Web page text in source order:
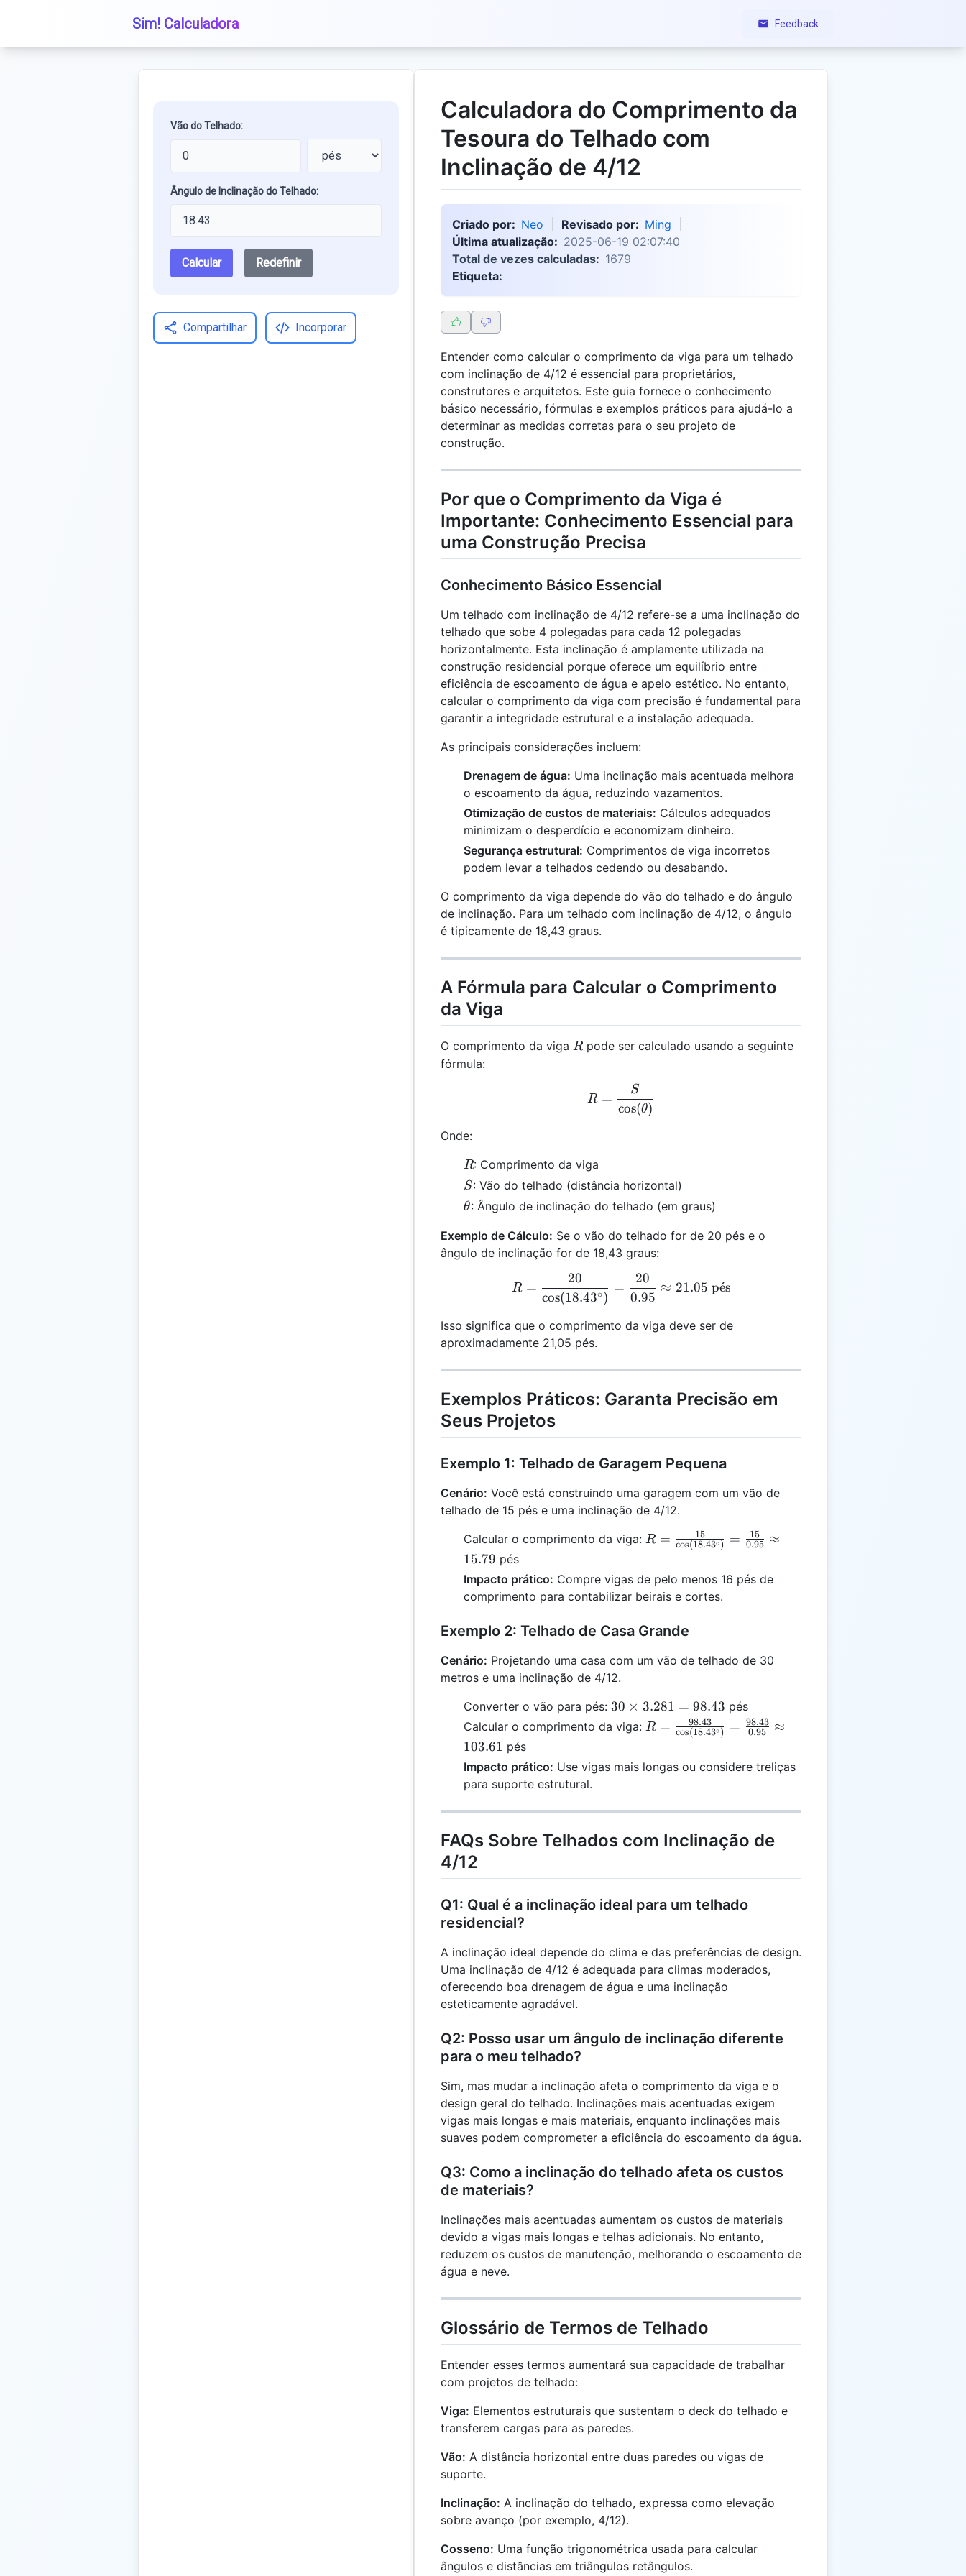
Sim! Calculadora Feedback
Vão do Telhado:
Ângulo de Inclinação do Telhado:
Calcular Redefinir
Compartilhar Incorporar
Calculadora do Comprimento da
Tesoura do Telhado com
Inclinação de 4/12
Criado por: Neo Revisado por: Ming
Última atualização: 2025-06-19 02:07:40
Total de vezes calculadas: 1679
Etiqueta:
Entender como calcular o comprimento da viga para um telhado
com inclinação de 4/12 é essencial para proprietários,
construtores e arquitetos. Este guia fornece o conhecimento
básico necessário, fórmulas e exemplos práticos para ajudá-lo a
determinar as medidas corretas para o seu projeto de
construção.
Por que o Comprimento da Viga é
Importante: Conhecimento Essencial para
uma Construção Precisa
Conhecimento Básico Essencial
Um telhado com inclinação de 4/12 refere-se a uma inclinação do
telhado que sobe 4 polegadas para cada 12 polegadas
horizontalmente. Esta inclinação é amplamente utilizada na
construção residencial porque oferece um equilíbrio entre
eficiência de escoamento de água e apelo estético. No entanto,
calcular o comprimento da viga com precisão é fundamental para
garantir a integridade estrutural e a instalação adequada.
As principais considerações incluem:
Drenagem de água: Uma inclinação mais acentuada melhora
o escoamento da água, reduzindo vazamentos.
Otimização de custos de materiais: Cálculos adequados
minimizam o desperdício e economizam dinheiro.
Segurança estrutural: Comprimentos de viga incorretos
podem levar a telhados cedendo ou desabando.
O comprimento da viga depende do vão do telhado e do ângulo
de inclinação. Para um telhado com inclinação de 4/12, o ângulo
é tipicamente de 18,43 graus.
A Fórmula para Calcular o Comprimento
da Viga
O comprimento da viga R
Rpode ser calculado usando a seguinte
fórmula:
R = \frac{S}{\cos(\theta)}
R =
cos(θ)
S
Onde:
R
R: Comprimento da viga
S
S: Vão do telhado (distância horizontal)
\theta
θ: Ângulo de inclinação do telhado (em graus)
Exemplo de Cálculo: Se o vão do telhado for de 20 pés e o
ângulo de inclinação for de 18,43 graus:
R = \frac{20}{\cos(18.43^\circ)} = \frac{20}{0.95}
R =
cos(18.43∘)
20
=
0.95
20
≈ 21.05 pe
ˊs
Isso significa que o comprimento da viga deve ser de
aproximadamente 21,05 pés.
Exemplos Práticos: Garanta Precisão em
Seus Projetos
Exemplo 1: Telhado de Garagem Pequena
Cenário: Você está construindo uma garagem com um vão de
telhado de 15 pés e uma inclinação de 4/12.
Calcular o comprimento da viga: R = \frac{15}
{\cos(18.43^\circ)}
= \frac{15}{0.95}
\approx 15.79
R = cos(18.43∘)
15 = 0.95
15
≈
15.79 pés
Impacto prático: Compre vigas de pelo menos 16 pés de
comprimento para contabilizar beirais e cortes.
Exemplo 2: Telhado de Casa Grande
Cenário: Projetando uma casa com um vão de telhado de 30
metros e uma inclinação de 4/12.
Converter o vão para pés: 30
\times
3.281
98.43
30 × 3.281 = 98.43 pés
Calcular o comprimento da viga: R = \frac{98.43}
{\cos(18.43^\circ)}
= \frac{98.43}
{0.95} \approx
R = cos(18.43∘)
98.43 = 0.95
98.43 ≈
103.61 pés
Impacto prático: Use vigas mais longas ou considere treliças
para suporte estrutural.
FAQs Sobre Telhados com Inclinação de
4/12
Q1: Qual é a inclinação ideal para um telhado
residencial?
A inclinação ideal depende do clima e das preferências de design.
Uma inclinação de 4/12 é adequada para climas moderados,
oferecendo boa drenagem de água e uma inclinação
esteticamente agradável.
Q2: Posso usar um ângulo de inclinação diferente
para o meu telhado?
Sim, mas mudar a inclinação afeta o comprimento da viga e o
design geral do telhado. Inclinações mais acentuadas exigem
vigas mais longas e mais materiais, enquanto inclinações mais
suaves podem comprometer a eficiência do escoamento da água.
Q3: Como a inclinação do telhado afeta os custos
de materiais?
Inclinações mais acentuadas aumentam os custos de materiais
devido a vigas mais longas e telhas adicionais. No entanto,
reduzem os custos de manutenção, melhorando o escoamento de
água e neve.
Glossário de Termos de Telhado
Entender esses termos aumentará sua capacidade de trabalhar
com projetos de telhado:
Viga: Elementos estruturais que sustentam o deck do telhado e
transferem cargas para as paredes.
Vão: A distância horizontal entre duas paredes ou vigas de
suporte.
Inclinação: A inclinação do telhado, expressa como elevação
sobre avanço (por exemplo, 4/12).
Cosseno: Uma função trigonométrica usada para calcular
ângulos e distâncias em triângulos retângulos.